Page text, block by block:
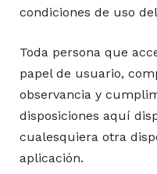
condiciones de uso
Toda persona que
papel de usuario,
observancia y
disposiciones aquí
cualesquiera otra
aplicación.